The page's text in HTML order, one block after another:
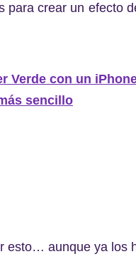
para crear un efecto
Verde con un
sencillo
esto… aunque ya